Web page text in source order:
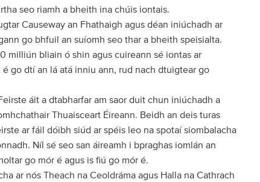
seo riamh a bheith ina chúis iontais.
Causeway an Fhathaigh agus déan iniúchadh ar
go bhfuil an suíomh seo thar a bheith speisialta.
milliún bliain ó shin agus cuireann sé iontas ar
go dtí an lá atá inniu ann, rud nach dtuigtear go
áit a dtabharfar am saor duit chun iniúchadh a
Thuaisceart Éireann. Beidh an deis turas
ar fáil dóibh siúd ar spéis leo na spotaí siombalacha
Níl sé seo san áireamh i bpraghas iomlán an
go mór é agus is fiú go mór é.
ar nós Theach na Ceoldráma agus Halla na Cathrach